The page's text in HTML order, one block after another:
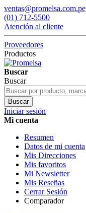
ventas@promelsa.com.pe
(01) 712-5500
Atención al cliente
Proveedores
Productos
Buscar
Buscar
Buscar
Iniciar sesión
Mi cuenta
Resumen
Datos de mi cuenta
Mis Direcciones
Mis favoritos
Mi Newsletter
Mis Reseñas
Cerrar Sesión
Comparador